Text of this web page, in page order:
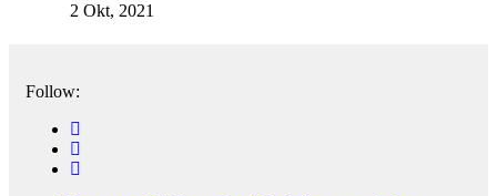
2 Okt, 2021
Follow: